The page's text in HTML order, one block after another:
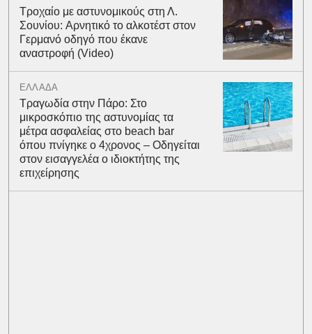
Τροχαίο με αστυνομικούς στη Λ.
Σουνίου: Αρνητικό το αλκοτέστ στον
Γερμανό οδηγό που έκανε
αναστροφή (Video)
ΕΛΛΑΔΑ
Τραγωδία στην Πάρο: Στο
μικροσκόπιο της αστυνομίας τα
μέτρα ασφαλείας στο beach bar
όπου πνίγηκε ο 4χρονος – Οδηγείται
στον εισαγγελέα ο ιδιοκτήτης της
επιχείρησης